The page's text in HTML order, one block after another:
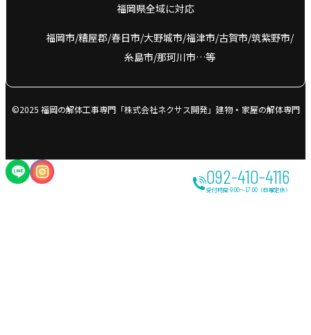
福岡県全域に対応
福岡市 糟屋郡 春日市 大野城市 福津市 古賀市 筑紫野市
糸島市 那珂川市…等
©2025 福岡の解体工事専門「株式会社ネクサス開発」建物・家屋の解体専門
092-410-4116
受付時間 9:00～17:00（日曜定休）